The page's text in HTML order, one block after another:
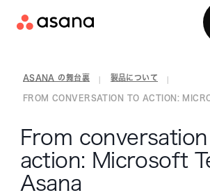
セールスチームに問い合わ
ASANA の舞台裏 製品について
FROM CONVERSATION TO ACTION:
From
action: Microsoft
Asana